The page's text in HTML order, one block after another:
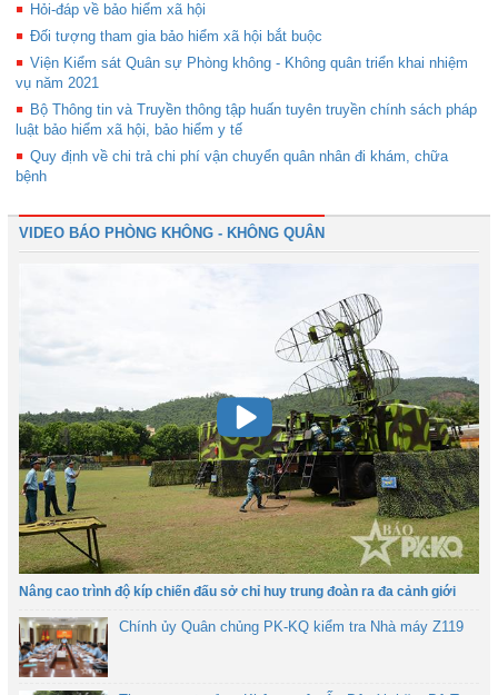
Hỏi-đáp về bảo hiểm xã hội
Đối tượng tham gia bảo hiểm xã hội bắt buộc
Viện Kiểm sát Quân sự Phòng không - Không quân triển khai nhiệm
vụ năm 2021
Bộ Thông tin và Truyền thông tập huấn tuyên truyền chính sách pháp
luật bảo hiểm xã hội, bảo hiểm y tế
Quy định về chi trả chi phí vận chuyển quân nhân đi khám, chữa
bệnh
VIDEO BÁO PHÒNG KHÔNG - KHÔNG QUÂN
Nâng cao trình độ kíp chiến đấu sở chỉ huy trung đoàn ra đa cảnh giới
Chính ủy Quân chủng PK-KQ kiểm tra Nhà máy Z119